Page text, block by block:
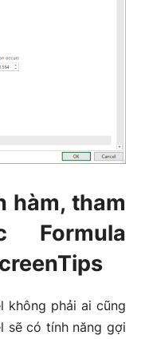
hàm, tham
Formula
không phải ai cũng
sẽ có tính năng gợi